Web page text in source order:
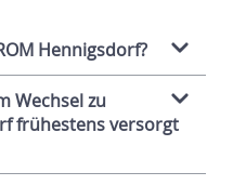
Hennigsdorf?
Wechsel zu
frühestens versorgt